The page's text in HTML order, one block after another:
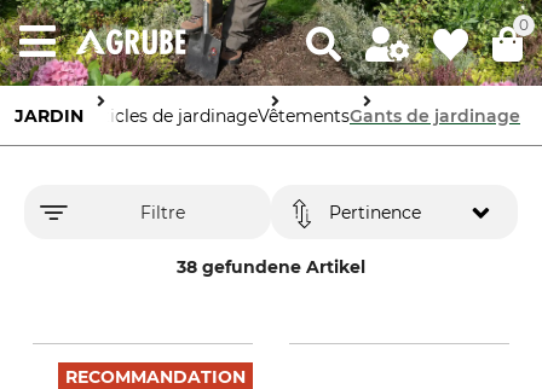
0
JARDIN Articles de jardinageVêtementsGants de jardinage
Filtre
38 gefundene Artikel
Pertinence
RECOMMANDATION